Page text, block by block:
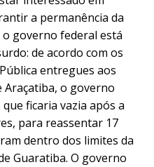
a permanência da
o governo federal está
de acordo com os
entregues aos
Araçatiba, o governo
ficaria vazia após a
para reassentar 17
dentro dos limites da
Guaratiba. O governo